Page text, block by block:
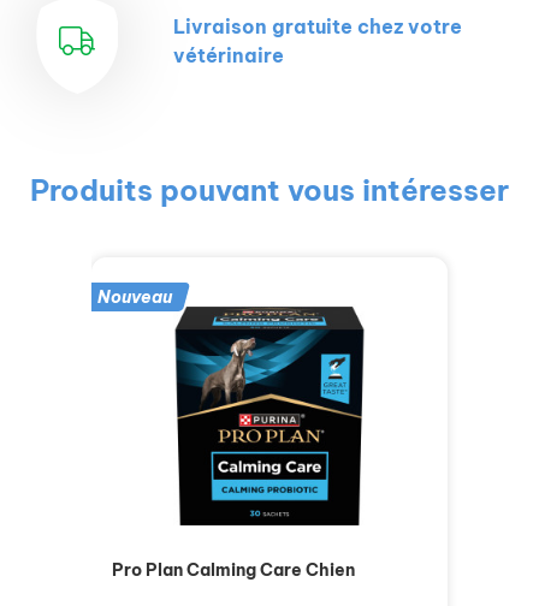
Livraison gratuite chez votre
vétérinaire
Produits pouvant vous intéresser
Nouveau
Pro Plan Calming Care Chien